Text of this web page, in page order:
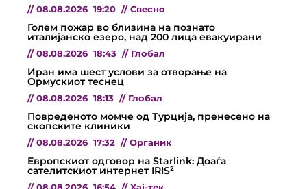
// 08.08.2026 19:20 // Свесно
Голем пожар во близина на познато
италијанско езеро, над 200 лица евакуирани
// 08.08.2026 18:43 // Глобал
Иран има шест услови за отворање на
Ормускиот теснец
// 08.08.2026 18:13 // Глобал
Повреденото момче од Турција, пренесено на
скопските клиники
// 08.08.2026 17:32 // Органик
Европскиот одговор на Starlink: Доаѓа
сателитскиот интернет IRIS²